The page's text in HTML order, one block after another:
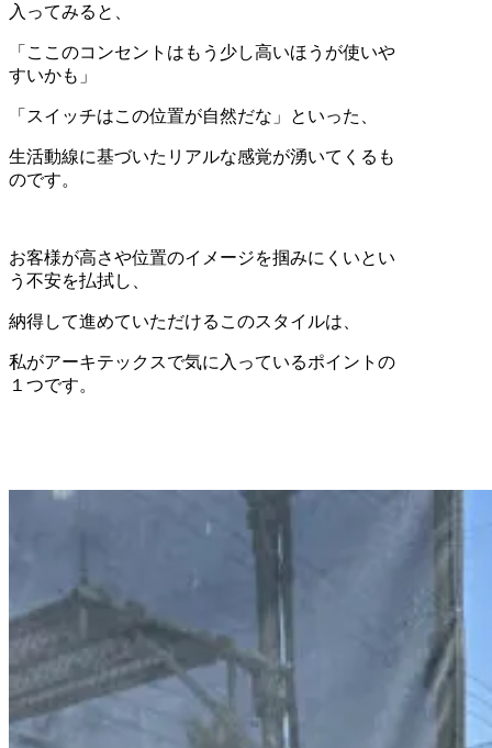
入ってみると、
「ここのコンセントはもう少し高いほうが使いや
すいかも」
「スイッチはこの位置が自然だな」といった、
生活動線に基づいたリアルな感覚が湧いてくるも
のです。
お客様が高さや位置のイメージを掴みにくいとい
う不安を払拭し、
納得して進めていただけるこのスタイルは、
私がアーキテックスで気に入っているポイントの
１つです。